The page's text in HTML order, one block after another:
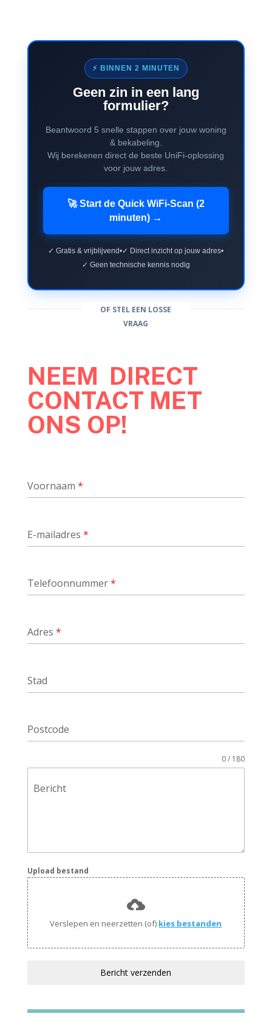
⚡ BINNEN 2 MINUTEN
Geen zin in een lang
formulier?
Beantwoord 5 snelle stappen over jouw woning
& bekabeling.
Wij berekenen direct de beste UniFi-oplossing
voor jouw adres.
🚀 Start de Quick WiFi-Scan (2
minuten) →
✓ Gratis & vrijblijvend•✓ Direct inzicht op jouw adres•
✓ Geen technische kennis nodig
OF STEL EEN LOSSE
VRAAG
NEEM DIRECT
CONTACT MET
ONS OP!
Voornaam *
E-mailadres *
Telefoonnummer*
Adres *
Stad
Postcode
Bericht
0 / 180
Upload bestand
Verslepen en neerzetten (of) kies bestanden
Bericht verzenden